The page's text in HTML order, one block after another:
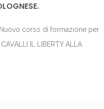
Nuovo corso di formazione per
IL LIBERTY ALLA